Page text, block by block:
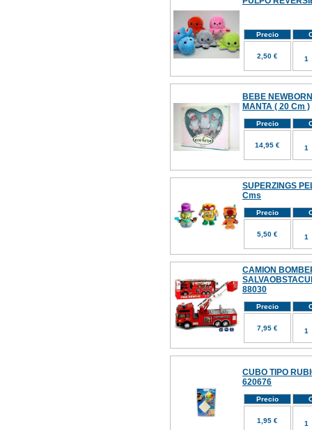
Precio
2,50 €
BEBE
MANTA ( 20 Cm )
Precio
14,95 €
SUPERZINGS
Cms
Precio
5,50 €
CAMION
88030
Precio
7,95 €
CUBO TIPO
620676
Precio
1,95 €